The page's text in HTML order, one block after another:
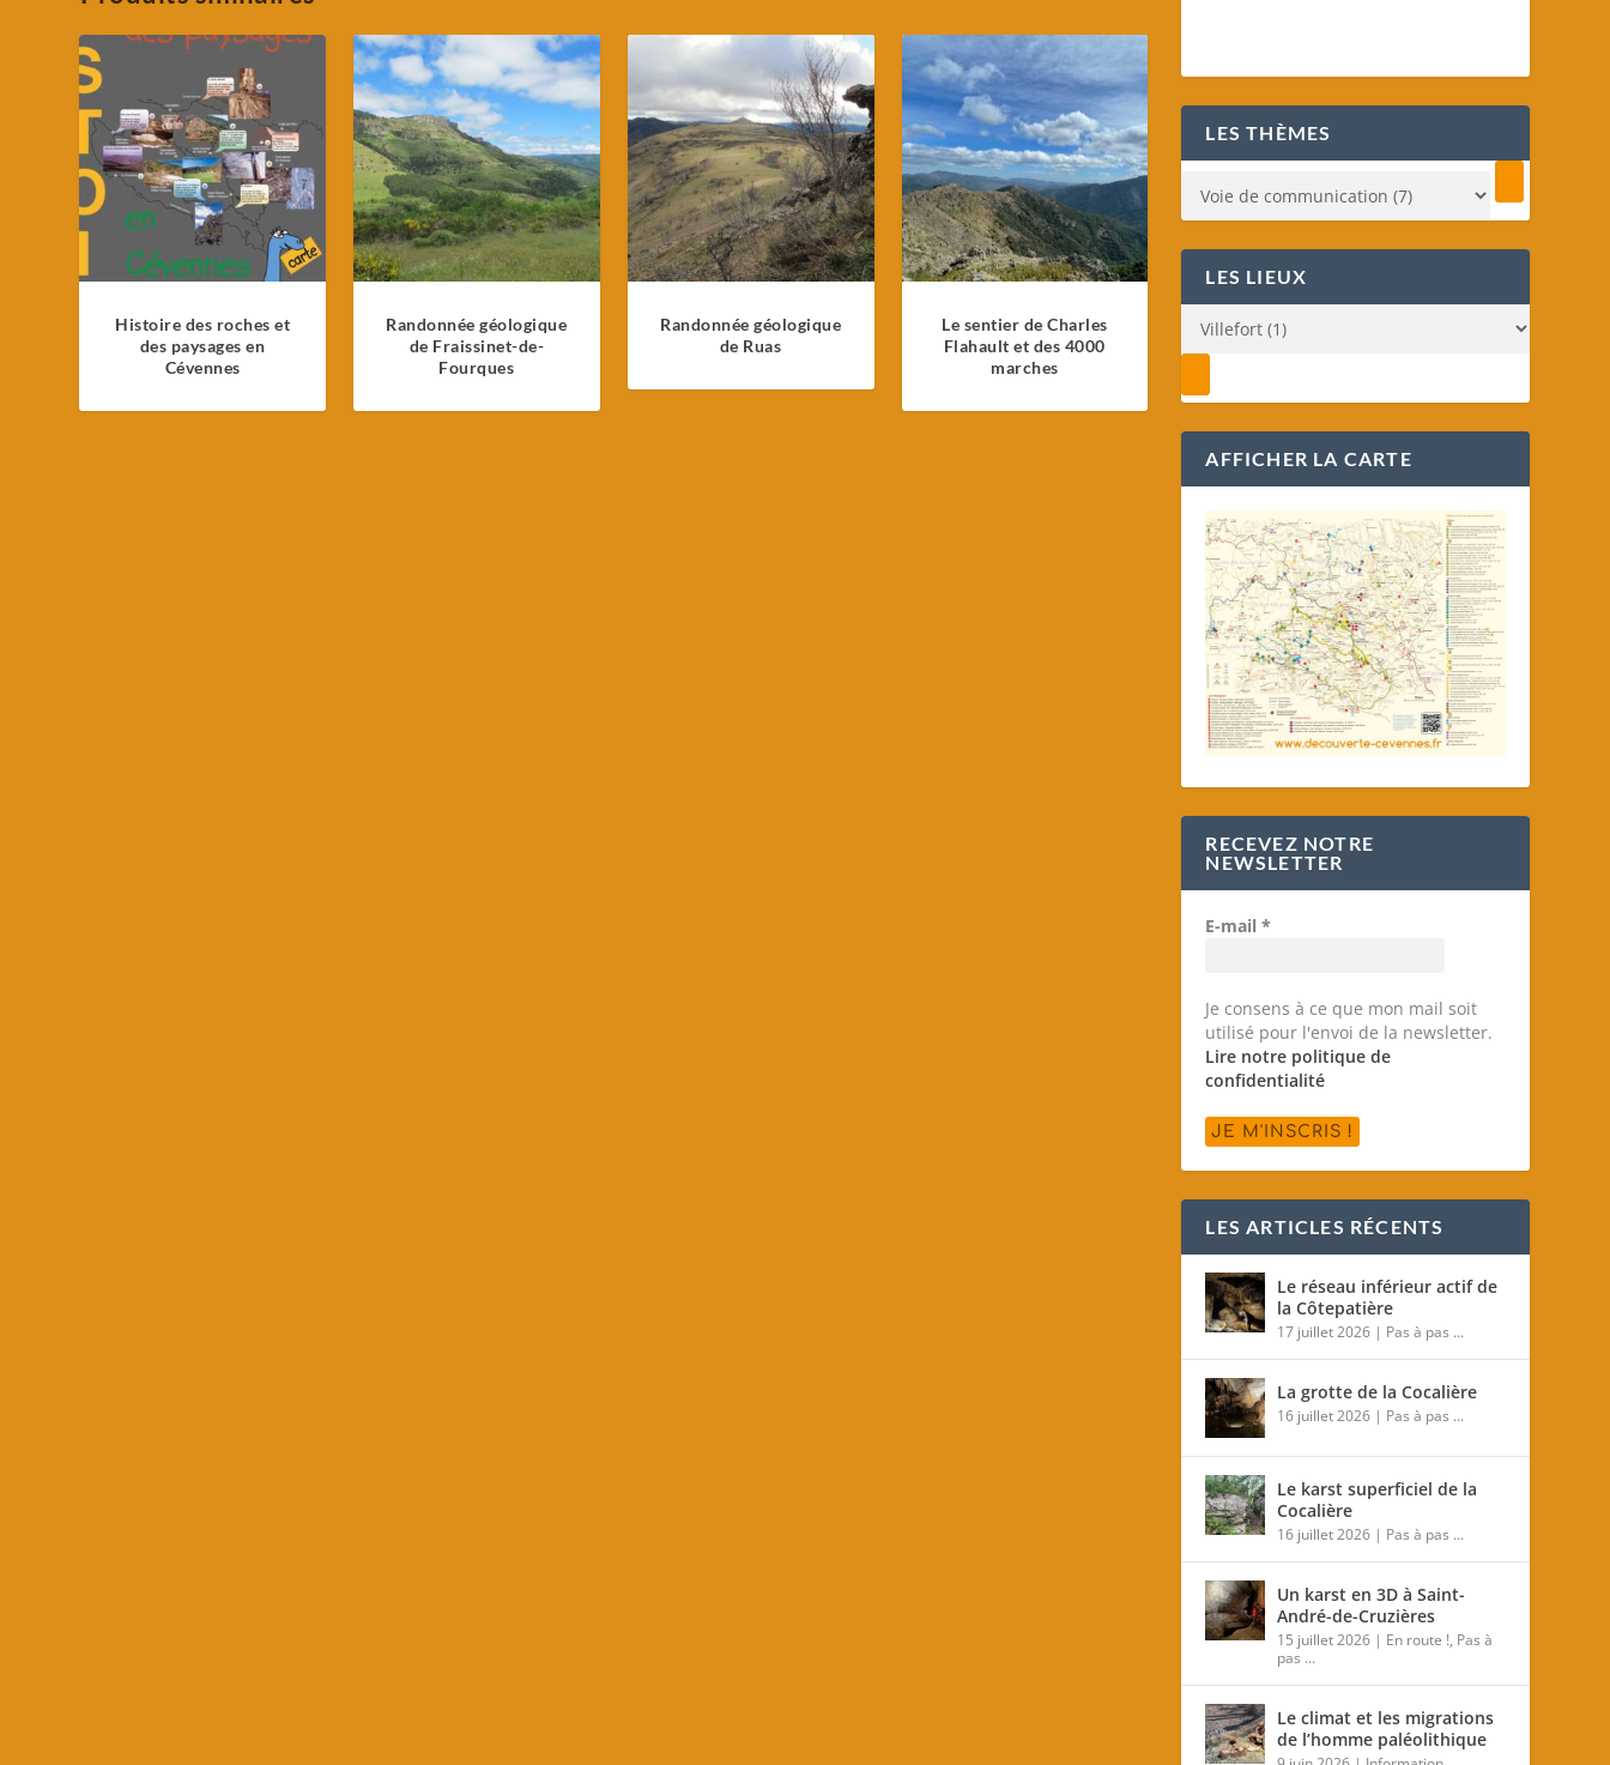
Histoire des roches et
des paysages en
Cévennes
Randonnée géologique
de Fraissinet-de-
Fourques
Randonnée géologique
de Ruas
Le sentier de Charles
Flahault et des 4000
marches
LES THÈMES
LES LIEUX
AFFICHER LA CARTE
RECEVEZ NOTRE
NEWSLETTER
E-mail*
Je consens à ce que mon mail soit
utilisé pour l'envoi de la newsletter.
Lire notre politique de
confidentialité
LES ARTICLES RÉCENTS
Le réseau inférieur actif de
la Côtepatière
17 juillet 2026 | Pas à pas ...
La grotte de la Cocalière
16 juillet 2026 | Pas à pas ...
Le karst superficiel de la
Cocalière
16 juillet 2026 | Pas à pas ...
Un karst en 3D à Saint-
André-de-Cruzières
15 juillet 2026 | En route !, Pas à
pas ...
Le climat et les migrations
de l’homme paléolithique